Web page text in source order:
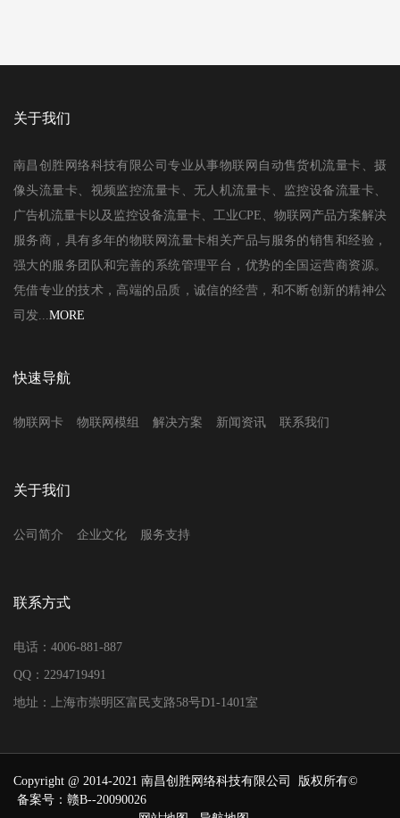
关于我们
南昌创胜网络科技有限公司专业从事物联网自动售货机流量卡、摄
像头流量卡、视频监控流量卡、无人机流量卡、监控设备流量卡、
广告机流量卡以及监控设备流量卡、工业CPE、物联网产品方案解决
服务商，具有多年的物联网流量卡相关产品与服务的销售和经验，
强大的服务团队和完善的系统管理平台，优势的全国运营商资源。
凭借专业的技术，高端的品质，诚信的经营，和不断创新的精神公
司发... MORE
快速导航
物联网卡 物联网模组 解决方案 新闻资讯 联系我们
关于我们
公司简介 企业文化 服务支持
联系方式
电话：4006-881-887
QQ：2294719491
地址：上海市崇明区富民支路58号D1-1401室
Copyright @ 2014-2021 南昌创胜网络科技有限公司 版权所有©
备案号：赣B--20090026